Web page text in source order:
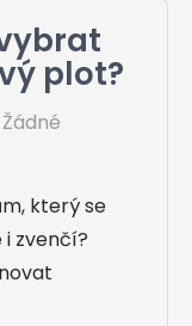
plot?
Žádné
který se
zvenčí?